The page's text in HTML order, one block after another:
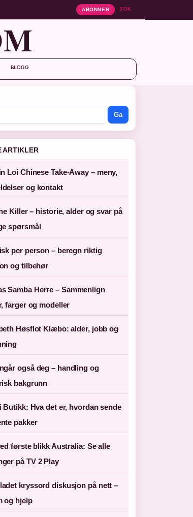
ABONNER SOK
BLOGG
Ga
ARTIKLER
Loi Chinese Take-Away – meny,
og kontakt
Killer – historie, alder og svar på
spørsmål
per person – beregn riktig
og tilbehør
Samba Herre – Sammenlign
farger og modeller
Høsflot Klæbo: alder, jobb og
også deg – handling og
bakgrunn
Butikk: Hva det er, hvordan sende
pakker
første blikk Australia: Se alle
på TV 2 Play
kryssord diskusjon på nett –
og hjelp